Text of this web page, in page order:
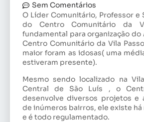
Sem Comentários
O Líder Comunitário, Professor e
do Centro Comunitário da
fundamental para organização do
Centro Comunitário da Vila
maior foram as idosas( uma
estiveram presente).
Mesmo sendo localizado na
Central de São Luís , o
desenvolve diversos projetos e
de inúmeros bairros, ele existe há
e é todo regulamentado.